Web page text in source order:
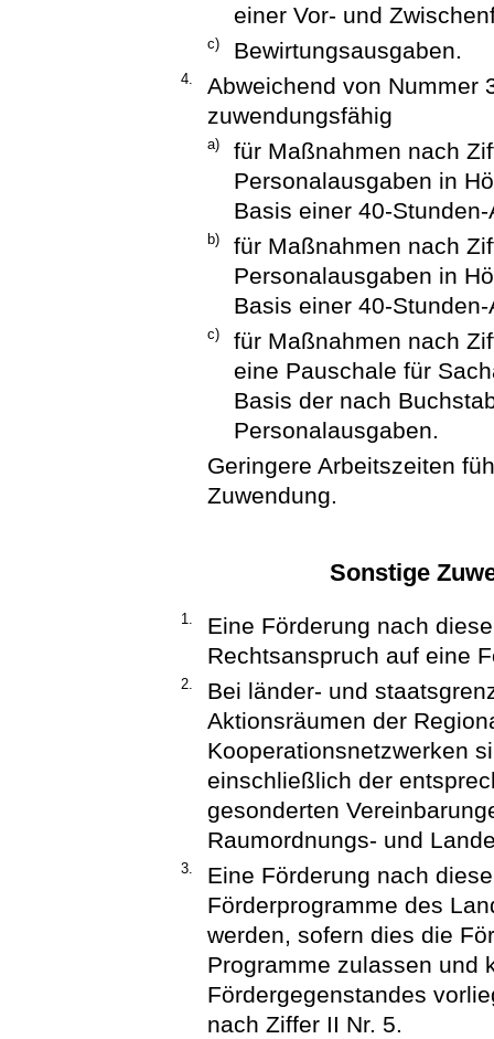
einer Vor- und
c) Bewirtungsausgaben.
4.
Abweichend von Nummer
zuwendungsfähig
a)
für Maßnahmen nach
Personalausgaben in
Basis einer 40-
b)
für Maßnahmen nach
Personalausgaben in
Basis einer 40-
c)
für Maßnahmen nach
eine Pauschale für
Basis der nach
Personalausgaben.
Geringere Arbeitszeiten
Zuwendung.
Sonstige
1.
Eine Förderung nach
Rechtsanspruch auf eine
2.
Bei länder- und
Aktionsräumen der
Kooperationsnetzwerken
einschließlich der
gesonderten
Raumordnungs- und
3.
Eine Förderung nach
Förderprogramme des
werden, sofern dies die
Programme zulassen und
Fördergegenstandes
nach Ziffer II Nr. 5.